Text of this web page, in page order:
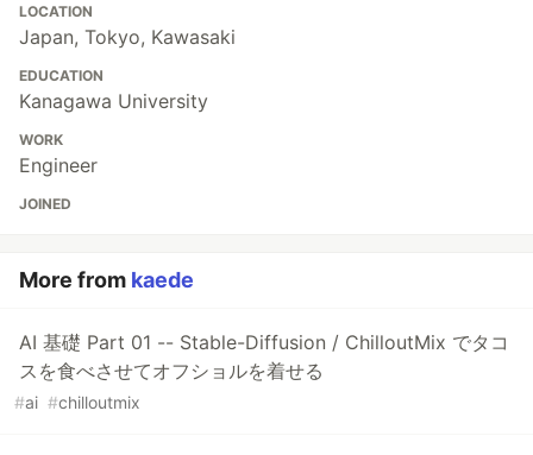
LOCATION
Japan, Tokyo, Kawasaki
EDUCATION
Kanagawa University
WORK
Engineer
JOINED
More from kaede
AI 基礎 Part 01 -- Stable-Diffusion / ChilloutMix でタコ
スを食べさせてオフショルを着せる
#ai #chilloutmix